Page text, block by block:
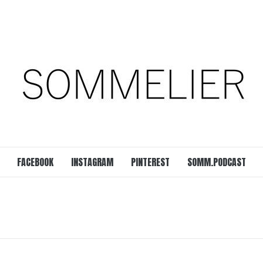
FACEBOOK INSTAGRAM PINTEREST SOMM.PODCAST